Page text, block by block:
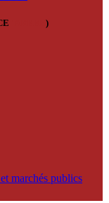
)
marchés publics